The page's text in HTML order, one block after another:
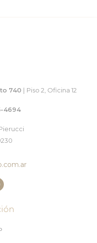
740 | Piso 2, Oficina 12
4694